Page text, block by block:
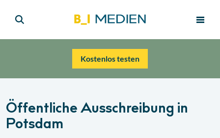
Kostenlos testen
Öffentliche Ausschreibung in
Potsdam